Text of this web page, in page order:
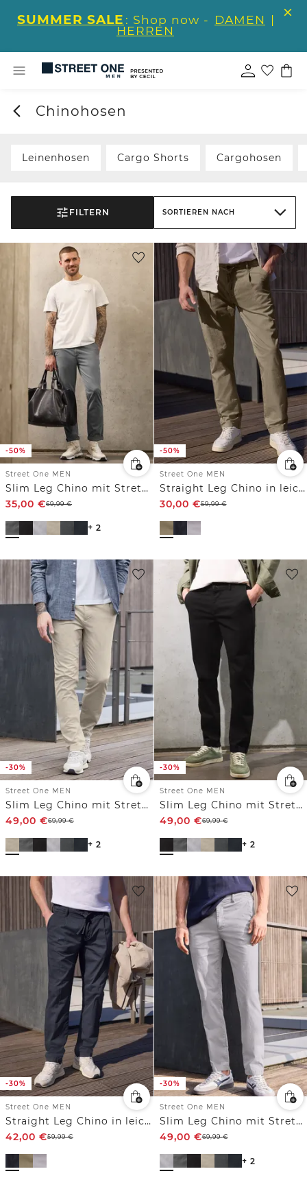
SUMMER SALE : Shop now - DAMEN |
HERREN
Chinohosen
Leinenhosen Cargo Shorts Cargohosen
FILTERN SORTIEREN NACH
-50%
Street One MEN
Slim Leg Chino mit Stretchbund
35,00 €69,99€
+ 2
-50%
Street One MEN
Straight Leg Chino in leichter Qualität
30,00 €59,99€
-30%
Street One MEN
Slim Leg Chino mit Stretchbund
49,00 €69,99€
+ 2
-30%
Street One MEN
Slim Leg Chino mit Stretchbund
49,00 €69,99€
+ 2
-30%
Street One MEN
Straight Leg Chino in leichter Qualität
42,00 €59,99€
-30%
Street One MEN
Slim Leg Chino mit Stretchbund
49,00 €69,99€
+ 2